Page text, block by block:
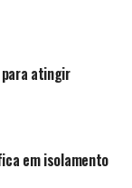
para atingir
em isolamento